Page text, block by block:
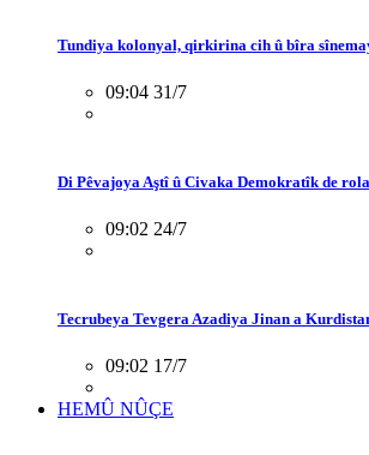
Tundiya kolonyal, qirkirina cih û bîra
09:04 31/7
Di Pêvajoya Aştî û Civaka Demokratîk de
09:02 24/7
Tecrubeya Tevgera Azadiya Jinan a
09:02 17/7
HEMÛ NÛÇE